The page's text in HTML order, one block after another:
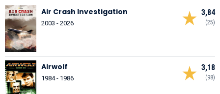
3,84
(25)
Air Crash Investigation
2003 - 2026
3,18
(98)
Airwolf
1984 - 1986